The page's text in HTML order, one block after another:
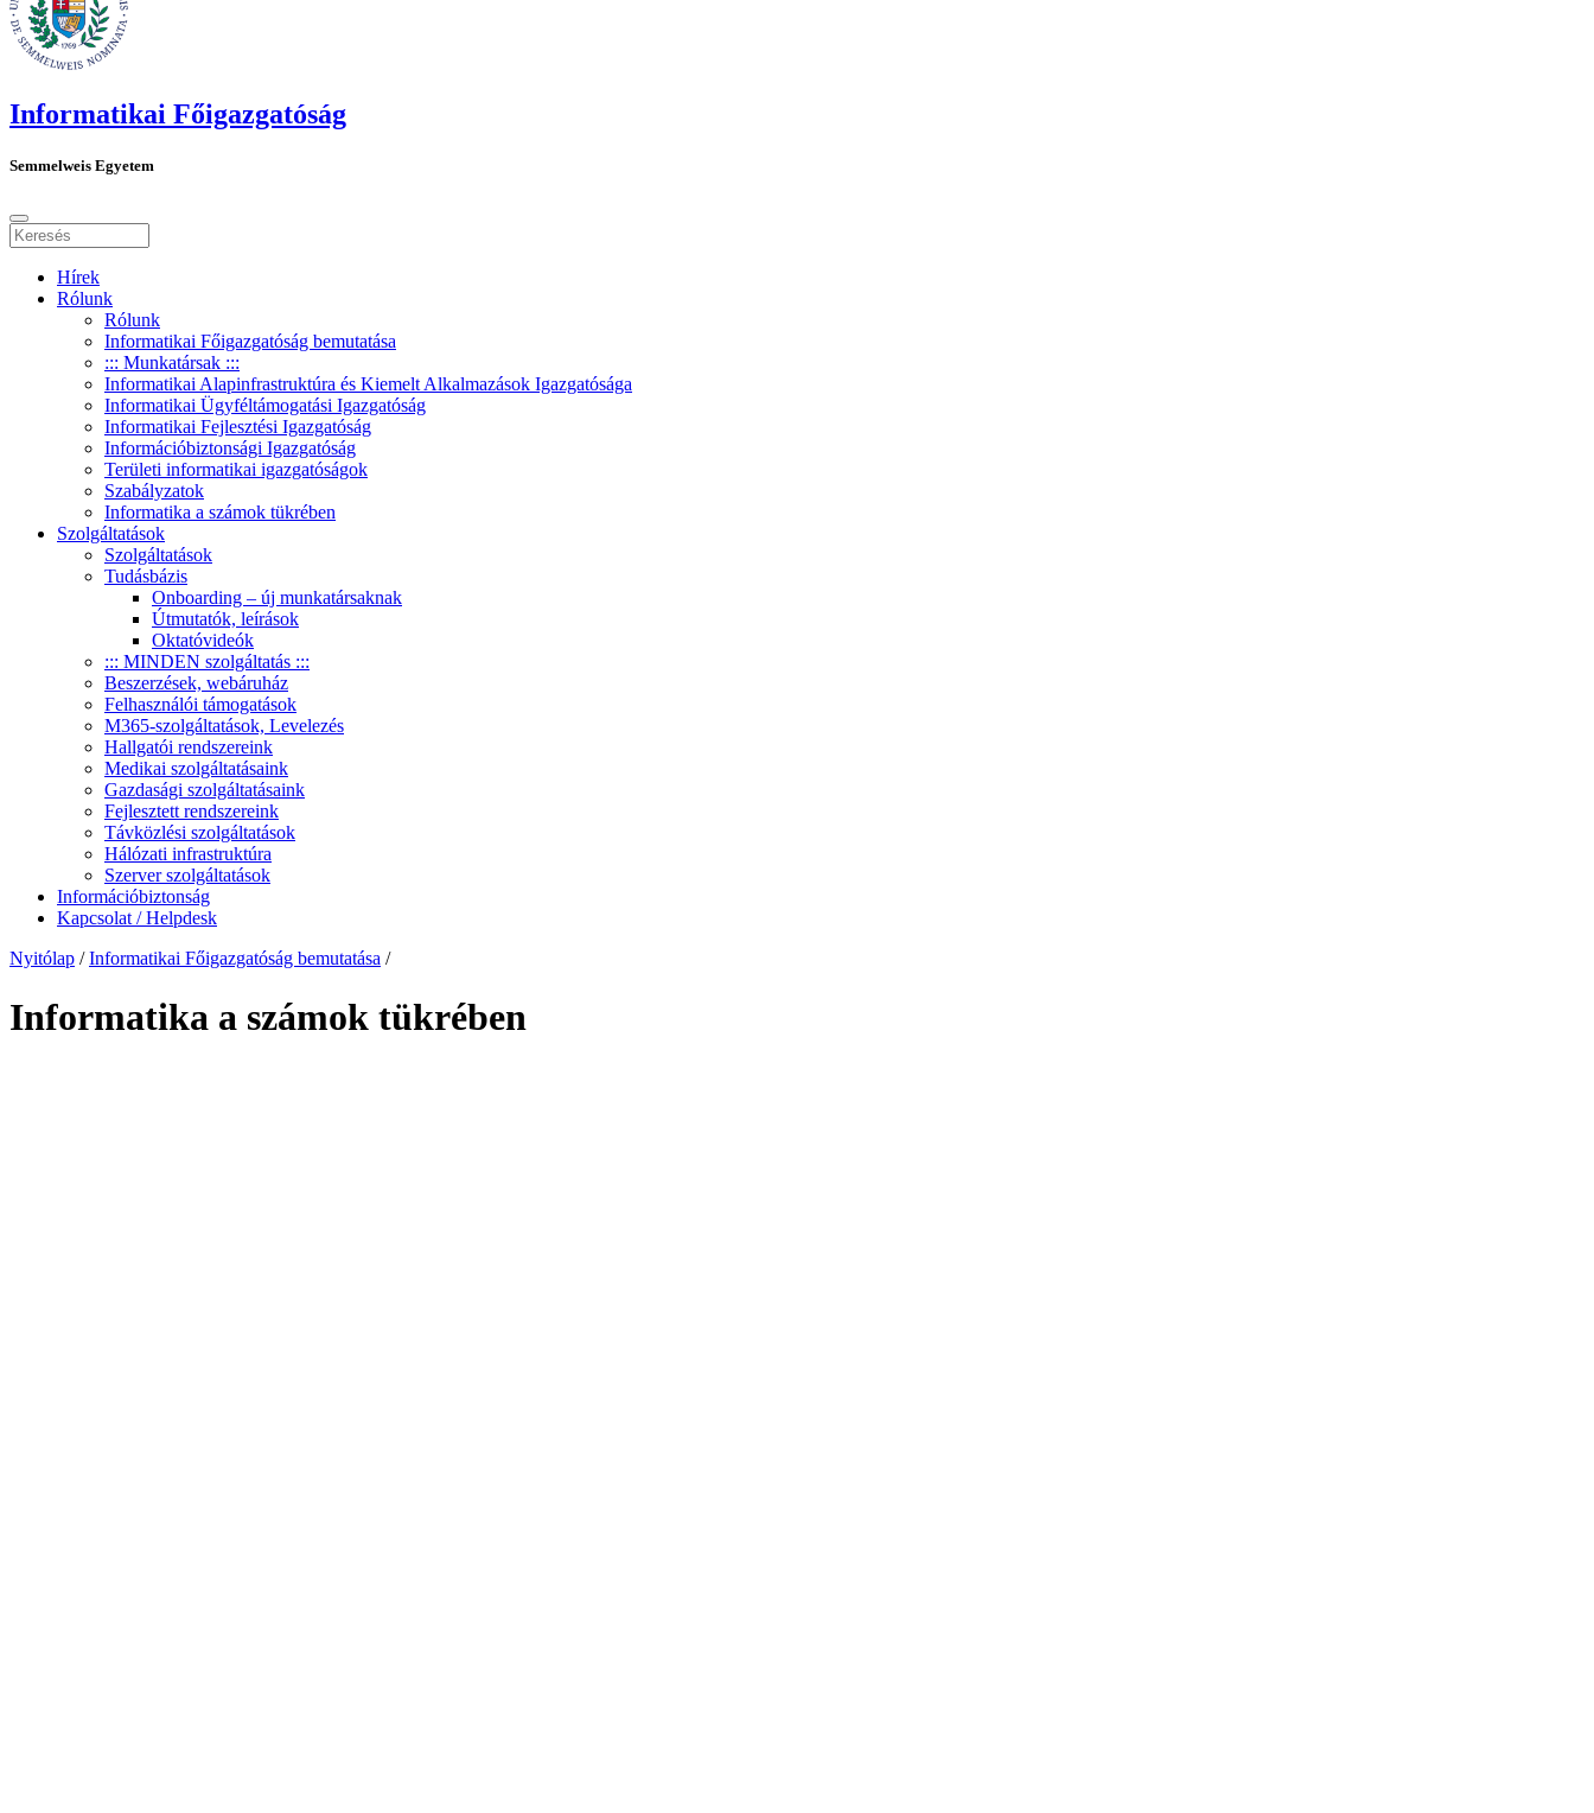
Informatikai Főigazgatóság
Semmelweis Egyetem
Hírek
Rólunk
Rólunk
Informatikai Főigazgatóság bemutatása
::: Munkatársak :::
Informatikai Alapinfrastruktúra és Kiemelt Alkalmazások Igazgatósága
Informatikai Ügyféltámogatási Igazgatóság
Informatikai Fejlesztési Igazgatóság
Információbiztonsági Igazgatóság
Területi informatikai igazgatóságok
Szabályzatok
Informatika a számok tükrében
Szolgáltatások
Szolgáltatások
Tudásbázis
Onboarding – új munkatársaknak
Útmutatók, leírások
Oktatóvideók
::: MINDEN szolgáltatás :::
Beszerzések, webáruház
Felhasználói támogatások
M365-szolgáltatások, Levelezés
Hallgatói rendszereink
Medikai szolgáltatásaink
Gazdasági szolgáltatásaink
Fejlesztett rendszereink
Távközlési szolgáltatások
Hálózati infrastruktúra
Szerver szolgáltatások
Információbiztonság
Kapcsolat / Helpdesk
Nyitólap / Informatikai Főigazgatóság bemutatása /
Informatika a számok tükrében